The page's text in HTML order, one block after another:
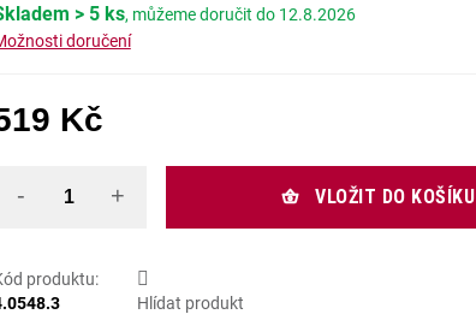
> 5 ks
12.8.2026
doručení
Kč
VLOŽIT DO KOŠÍKU
produktu:
Hlídat produkt